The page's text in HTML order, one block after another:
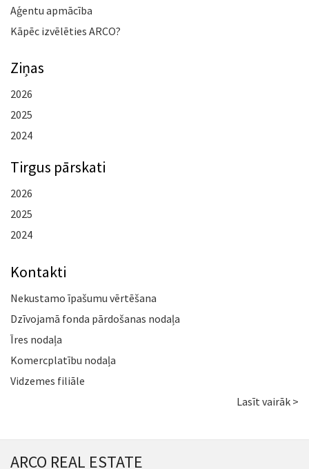
Aģentu apmācība
Kāpēc izvēlēties ARCO?
Ziņas
2026
2025
2024
Tirgus pārskati
2026
2025
2024
Kontakti
Nekustamo īpašumu vērtēšana
Dzīvojamā fonda pārdošanas nodaļa
Īres nodaļa
Komercplatību nodaļa
Vidzemes filiāle
Lasīt vairāk >
ARCO REAL ESTATE